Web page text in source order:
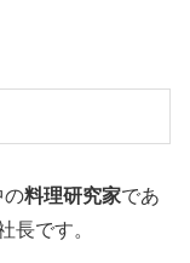
の料理研究家であ
長です。